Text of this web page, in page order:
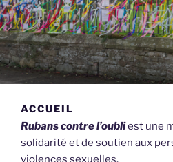
ACCUEIL
Rubans contre l’oubliest une
solidarité et de soutien aux
violences sexuelles.